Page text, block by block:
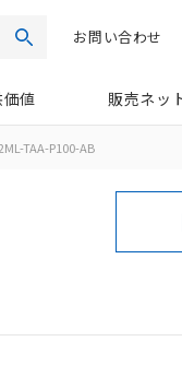
検索お問い合わせ
値 販売ネッ
TAA-P100-AB